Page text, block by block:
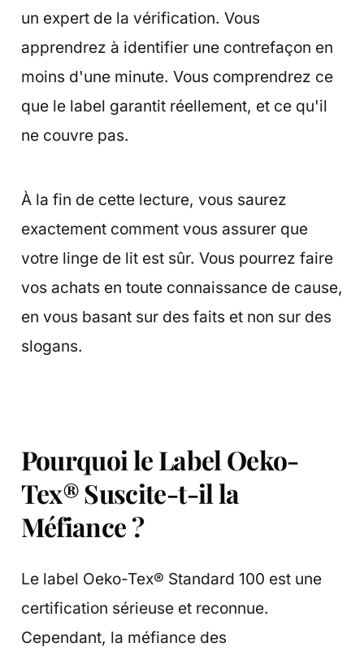
un expert de la vérification. Vous
apprendrez à identifier une contrefaçon en
moins d'une minute. Vous comprendrez ce
que le label garantit réellement, et ce qu'il
ne couvre pas.
À la fin de cette lecture, vous saurez
exactement comment vous assurer que
votre linge de lit est sûr. Vous pourrez faire
vos achats en toute connaissance de cause,
en vous basant sur des faits et non sur des
slogans.
Pourquoi le Label Oeko-
Tex® Suscite-t-il la
Méfiance ?
Le label Oeko-Tex® Standard 100 est une
certification sérieuse et reconnue.
Cependant, la méfiance des